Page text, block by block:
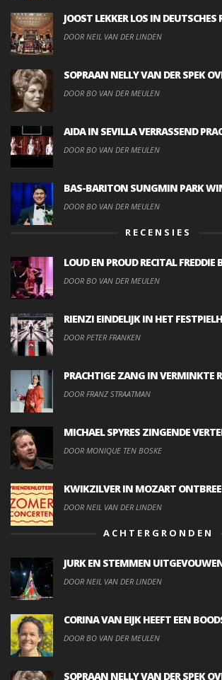
JOOST LEKKER LOS IN DEUTSCHES
DOOR NEIL VAN DER LINDEN
SOPRAAN NELLY VAN DER SPEK
DOOR BO VAN DER MEULEN
AIDA IN SEVILLA VERRASSEND
DOOR BO VAN DER MEULEN
BAS-BARITON SUNGMIN PARK
DOOR BO VAN DER MEULEN
RECENSIES
LOUD EN PROUD RECITAL FREDDIE
DOOR BO VAN DER MEULEN
RIENZI EINDELIJK IN HET
DOOR PETER FRANKEN
PRACHTIGE ZANG IN VERMINKTE
DOOR FRANZ STRAATMAN
MICHAEL SPYRES ZINGENDE
DOOR MONIQUE TEN BOSKE
KWIKZILVER IN MOZART
DOOR NEIL VAN DER LINDEN
ACHTERGRONDEN
JURK EN STEMMEN
DOOR NEIL VAN DER LINDEN
CORINA VAN EIJK HEEFT EEN
DOOR BO VAN DER MEULEN
SOPRAAN NELLY VAN DER SPEK